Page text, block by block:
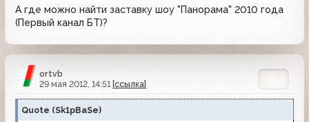
А где можно найти заставку шоу "Панорама" 2010 года
(Первый канал БТ)?
ortvb
29 мая 2012, 14:51 [ссылка]
Quote (Sk1pBaSe)